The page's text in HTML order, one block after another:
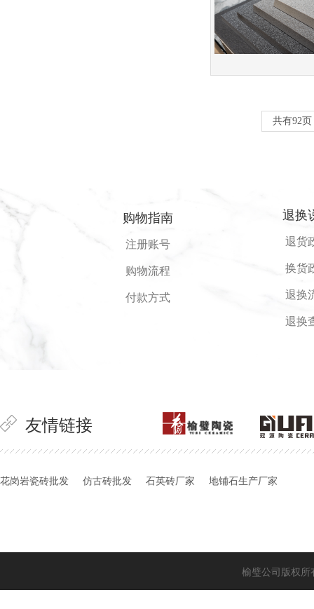
共有92页
购物指南
注册账号
购物流程
付款方式
退换
退货
换货
退换
退换
友情链接
花岗岩瓷砖批发 仿古砖批发 石英砖厂家 地铺石生产厂家
榆璧公司版权所